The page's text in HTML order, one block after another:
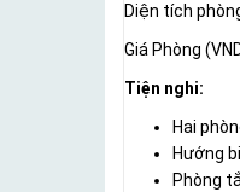
Diện tích
Giá Phòng
Tiện nghi:
Hai
Hướng
Phòng